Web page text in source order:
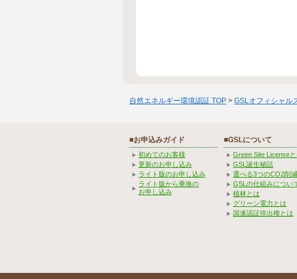
自然エネルギー環境認証 TOP > GSLオフィシャル
■お申込みガイド
初めてのお客様
更新のお申し込み
ライト版のお申し込み
ライト版から乗換の
お申し込み
■GSLについて
Green Site Licenseと
GSL誕生秘話
選べる3つのCO2削
GSLの仕組みについ
植林とは
グリーン電力とは
国連認証排出権とは